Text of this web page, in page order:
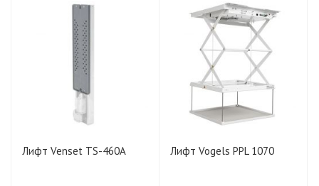
Лифт Venset TS-460A Лифт Vogels PPL 1070